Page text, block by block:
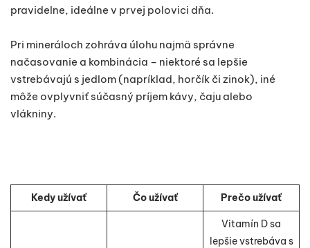
pravidelne, ideálne v prvej polovici dňa.
Pri mineráloch zohráva úlohu najmä správne
načasovanie a kombinácia – niektoré sa lepšie
vstrebávajú s jedlom (napríklad, horčík či zinok), iné
môže ovplyvniť súčasný príjem kávy, čaju alebo
vlákniny.
Kedy užívať Čo užívať Prečo užívať
Vitamín D sa
lepšie vstrebáva s